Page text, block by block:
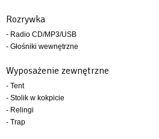
Rozrywka
- Radio CD/MP3/USB
- Głośniki wewnętrzne
Wyposażenie zewnętrzne
- Tent
- Stolik w kokpicie
- Relingi
- Trap